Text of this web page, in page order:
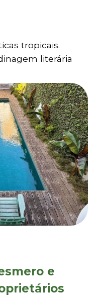
tropicais.
literária
e